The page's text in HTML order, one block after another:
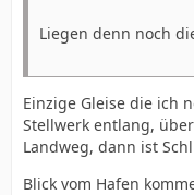
Liegen denn noch
Einzige Gleise die ich
Stellwerk entlang,
Landweg, dann ist
Blick vom Hafen